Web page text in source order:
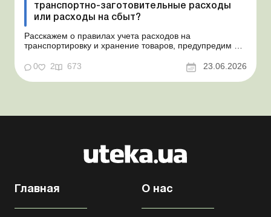
транспортно-заготовительные расходы
или расходы на сбыт?
Расскажем о правилах учета расходов на
транспортировку и хранение товаров, предупредим о
нормативное обоснование. Проблемные расходы:
налоговые риски и судебная практика Казалось бы, в
этом вопросе неоднозначности быть не может. Но, как
0 2 673 23.06.2026
Главная О нас